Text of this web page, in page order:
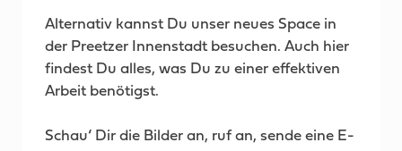
Alternativ kannst Du unser neues Space in
der Preetzer Innenstadt besuchen. Auch hier
findest Du alles, was Du zu einer effektiven
Arbeit benötigst.
Schau‘ Dir die Bilder an, ruf an, sende eine E-